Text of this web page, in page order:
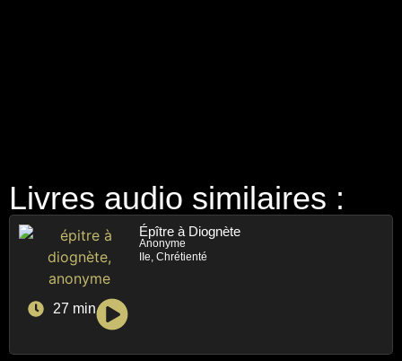
Livres audio similaires :
Épître à Diognète
Anonyme
IIe, Chrétienté
27 min